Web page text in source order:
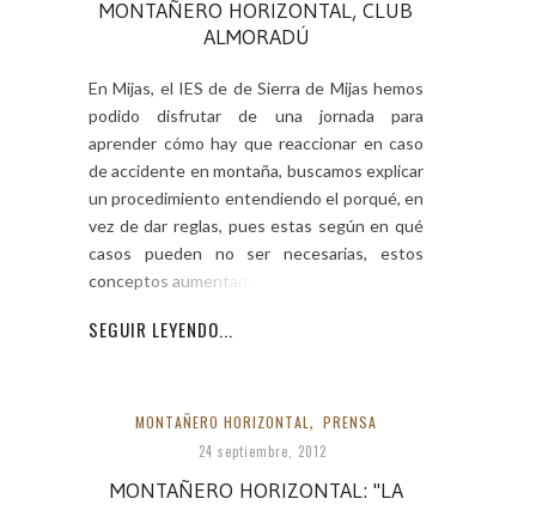
MONTAÑERO HORIZONTAL, CLUB
ALMORADÚ
En Mijas, el IES de de Sierra de Mijas hemos
podido disfrutar de una jornada para
aprender cómo hay que reaccionar en caso
de accidente en montaña, buscamos explicar
un procedimiento entendiendo el porqué, en
vez de dar reglas, pues estas según en qué
casos pueden no ser necesarias, estos
conceptos aumentan nuestra
SEGUIR LEYENDO...
MONTAÑERO HORIZONTAL , PRENSA
24 septiembre, 2012
MONTAÑERO HORIZONTAL: "LA